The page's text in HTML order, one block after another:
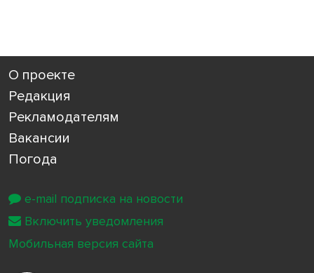
О проекте
Редакция
Рекламодателям
Вакансии
Погода
e-mail подписка на новости
Включить уведомления
Мобильная версия сайта